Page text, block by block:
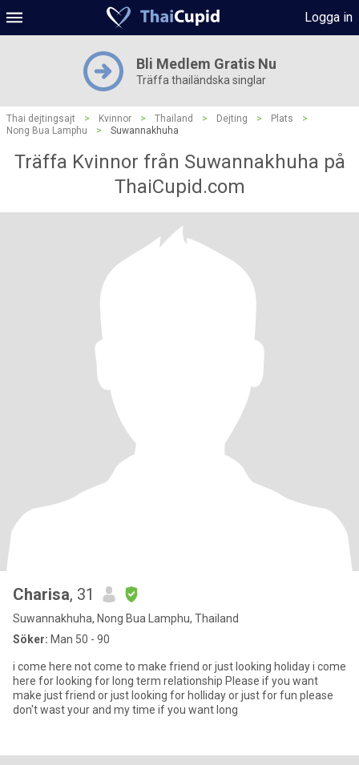
Logga in
Bli Medlem Gratis Nu
Träffa thailändska singlar
Thai dejtingsajt > Kvinnor > Thailand > Dejting > Plats
>
Nong Bua Lamphu
> Suwannakhuha
Träffa Kvinnor från Suwannakhuha på
ThaiCupid.com
Charisa, 31
Suwannakhuha, Nong Bua Lamphu, Thailand
Söker: Man 50 - 90
i come here not come to make friend or just looking holiday i come
here for looking for long term relationship Please if you want
make just friend or just looking for holliday or just for fun please
don't wast your and my time if you want long